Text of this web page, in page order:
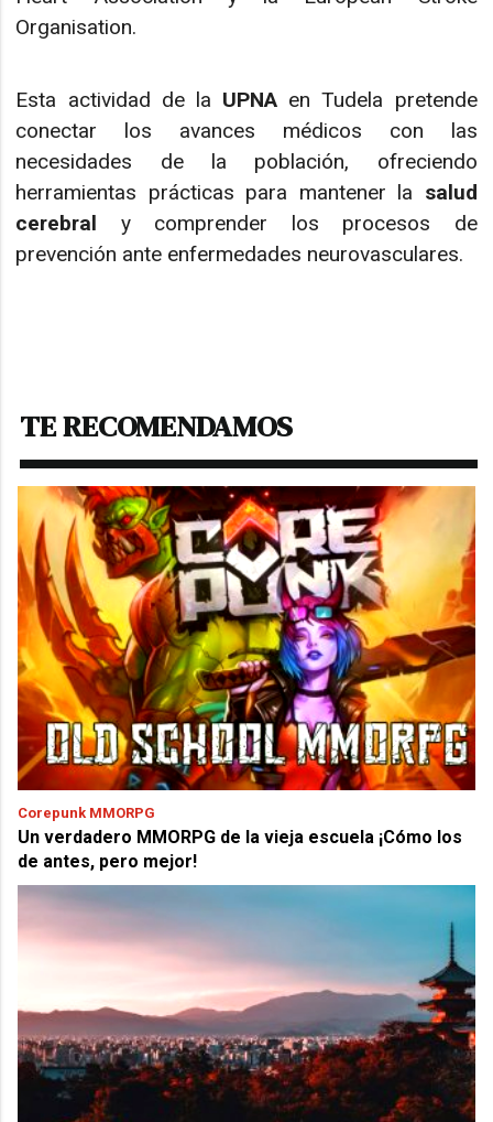
Organisation.
Esta actividad de la UPNA en Tudela pretende
conectar los avances médicos con las
necesidades de la población, ofreciendo
herramientas prácticas para mantener la salud
cerebral y comprender los procesos de
prevención ante enfermedades neurovasculares.
TE RECOMENDAMOS
Corepunk MMORPG
Un verdadero MMORPG de la vieja escuela ¡Cómo los
de antes, pero mejor!